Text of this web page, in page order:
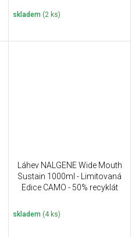
skladem (2 ks)
Láhev NALGENE Wide Mouth
Sustain 1000ml - Limitovaná
Edice CAMO - 50% recyklát
skladem (4 ks)